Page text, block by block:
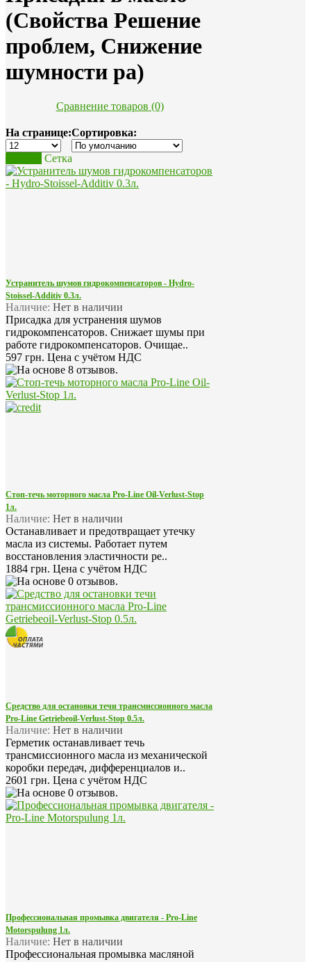
(Свойства Решение
проблем, Снижение
шумности ра)
Сравнение товаров (0)
На странице:Сортировка:
Сетка
Устранитель шумов гидрокомпенсаторов - Hydro-
Stoissel-Additiv 0.3л.
Наличие: Нет в наличии
Присадка для устранения шумов
гидрокомпенсаторов. Снижает шумы при
работе гидрокомпенсаторов. Очищае..
597 грн. Цена с учётом НДС
Стоп-течь моторного масла Pro-Line Oil-Verlust-Stop
1л.
Наличие: Нет в наличии
Останавливает и предотвращает утечку
масла из системы. Работает путем
восстановления эластичности ре..
1884 грн. Цена с учётом НДС
Средство для остановки течи трансмиссионного масла
Pro-Line Getriebeoil-Verlust-Stop 0.5л.
Наличие: Нет в наличии
Герметик останавливает течь
трансмиссионного масла из механической
коробки передач, дифференциалов и..
2601 грн. Цена с учётом НДС
Профессиональная промывка двигателя - Pro-Line
Motorspulung 1л.
Наличие: Нет в наличии
Профессиональная промывка масляной